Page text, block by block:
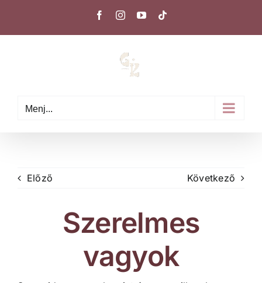
FacebookInstagramYouTube
Menj...
Előző Következő
Szerelmes
vagyok